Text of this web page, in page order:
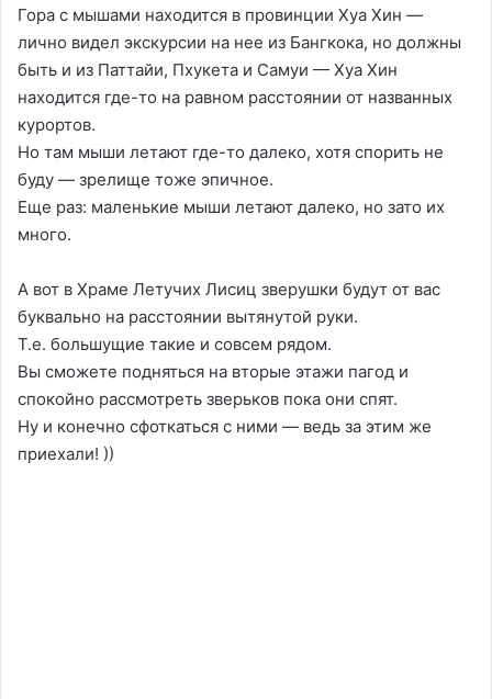
Гора с мышами находится в провинции Хуа Хин —
лично видел экскурсии на нее из Бангкока, но должны
быть и из Паттайи, Пхукета и Самуи — Хуа Хин
находится где-то на равном расстоянии от названных
курортов.
Но там мыши летают где-то далеко, хотя спорить не
буду — зрелище тоже эпичное.
Еще раз: маленькие мыши летают далеко, но зато их
много.
А вот в Храме Летучих Лисиц зверушки будут от вас
буквально на расстоянии вытянутой руки.
Т.е. большущие такие и совсем рядом.
Вы сможете подняться на вторые этажи пагод и
спокойно рассмотреть зверьков пока они спят.
Ну и конечно сфоткаться с ними — ведь за этим же
приехали! ))